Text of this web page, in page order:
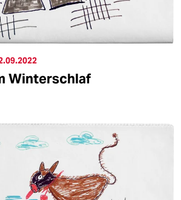
Winterschlaf